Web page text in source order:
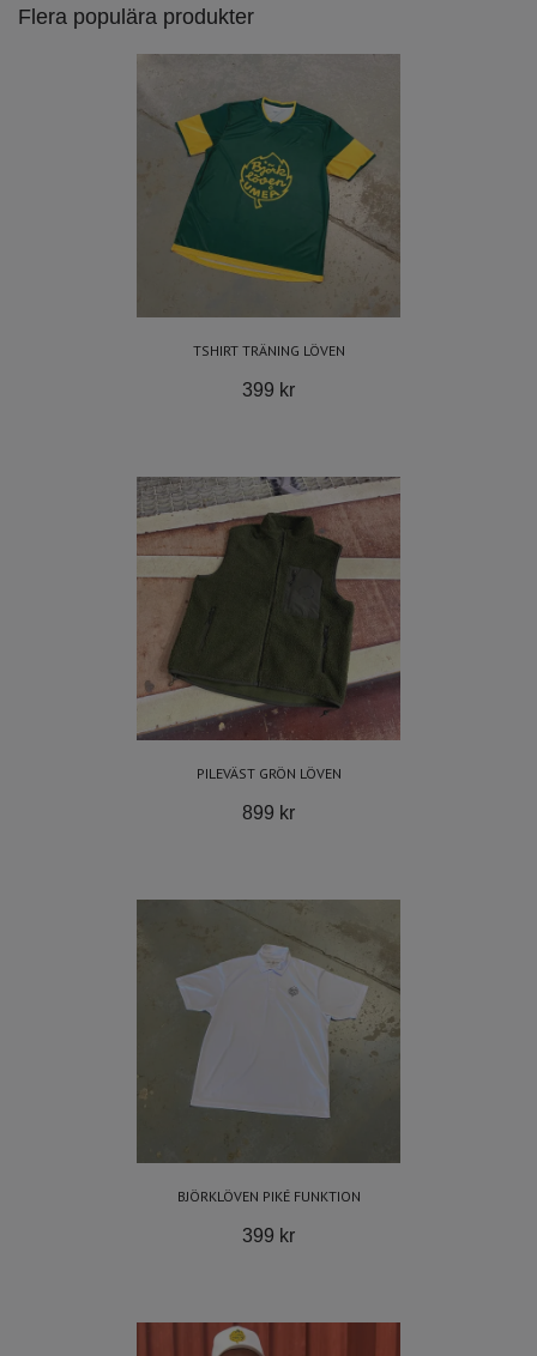
Flera populära produkter
TSHIRT TRÄNING LÖVEN
399 kr
PILEVÄST GRÖN LÖVEN
899 kr
BJÖRKLÖVEN PIKÉ FUNKTION
399 kr